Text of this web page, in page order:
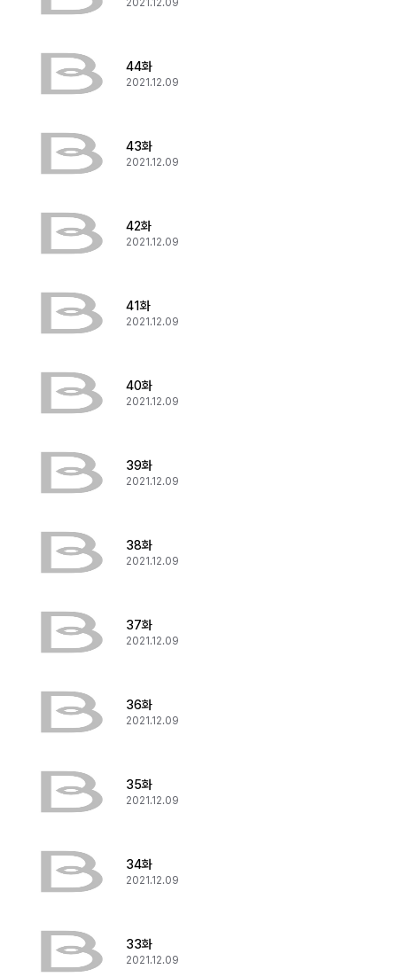
2021.12.09
44화
2021.12.09
43화
2021.12.09
42화
2021.12.09
41화
2021.12.09
40화
2021.12.09
39화
2021.12.09
38화
2021.12.09
37화
2021.12.09
36화
2021.12.09
35화
2021.12.09
34화
2021.12.09
33화
2021.12.09